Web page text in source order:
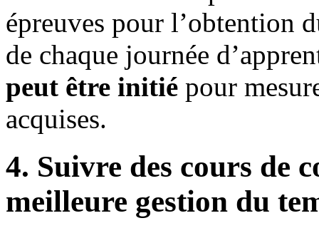
épreuves pour l’obtention
de chaque journée
peut être initié pour
acquises.
4. Suivre des cours de
meilleure gestion du